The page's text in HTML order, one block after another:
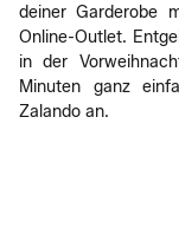
deiner Garderobe
Online-Outlet.
in der
Minuten ganz
Zalando an.